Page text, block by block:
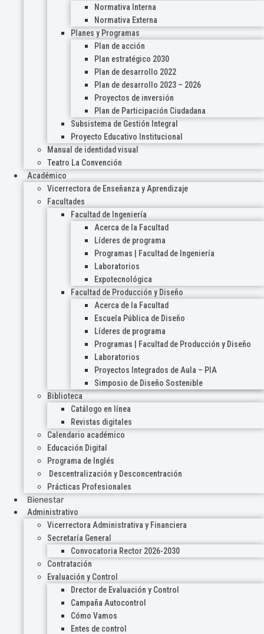
Normativa Interna
Normativa Externa
Planes y Programas
Plan de acción
Plan estratégico 2030
Plan de desarrollo 2022
Plan de desarrollo 2023 – 2026
Proyectos de inversión
Plan de Participación Ciudadana
Subsistema de Gestión Integral
Proyecto Educativo Institucional
Manual de identidad visual
Teatro La Convención
Académico
Vicerrectora de Enseñanza y Aprendizaje
Facultades
Facultad de Ingeniería
Acerca de la Facultad
Líderes de programa
Programas | Facultad de Ingeniería
Laboratorios
Expotecnológica
Facultad de Producción y Diseño
Acerca de la Facultad
Escuela Pública de Diseño
Líderes de programa
Programas | Facultad de Producción y Diseño
Laboratorios
Proyectos Integrados de Aula – PIA
Simposio de Diseño Sostenible
Biblioteca
Catálogo en línea
Revistas digitales
Calendario académico
Educación Digital
Programa de Inglés
Descentralización y Desconcentración
Prácticas Profesionales
Bienestar
Administrativo
Vicerrectora Administrativa y Financiera
Secretaría General
Convocatoria Rector 2026-2030
Contratación
Evaluación y Control
Drector de Evaluación y Control
Campaña Autocontrol
Cómo Vamos
Entes de control